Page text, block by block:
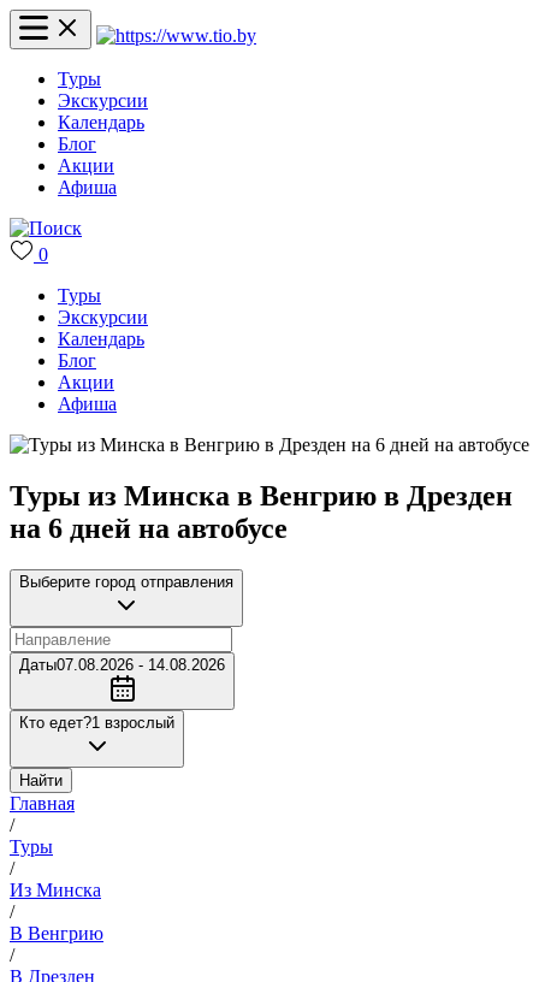
Туры
Экскурсии
Календарь
Блог
Акции
Афиша
0
Туры
Экскурсии
Календарь
Блог
Акции
Афиша
Туры из Минска в Венгрию в Дрезден
на 6 дней на автобусе
Выберите город отправления
Даты07.08.2026 - 14.08.2026
Кто едет?1 взрослый
Найти
Главная
/
Туры
/
Из Минска
/
В Венгрию
/
В Дрезден